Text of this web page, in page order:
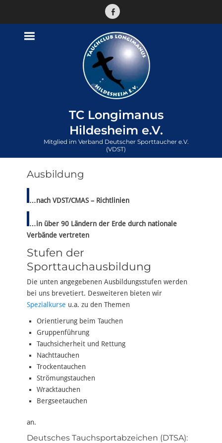
Facebook
TC Longimanus
Hildesheim e.V.
Mitglied im Verband Deutscher Sporttaucher e.V.
(VDST)
Ausbildung
…nach VDST/CMAS – Richtlinien
…in über 90 Ländern der Erde durch nationale
Verbände vertreten
Stufen der
Sporttauchausbildung
Die unten angegebenen Ausbildungsstufen werden
bei uns brevetiert. Desweiteren bieten wir
Spezialkurse u.a. zu den Themen
Orientierung beim Tauchen
Gruppenführung
Tauchsicherheit und Rettung
Nachttauchen
Trockentauchen
Strömungstauchen
Wracktauchen
Bergseetauchen
an.
Deutsches Tauchsportabzeichen (DTSA):